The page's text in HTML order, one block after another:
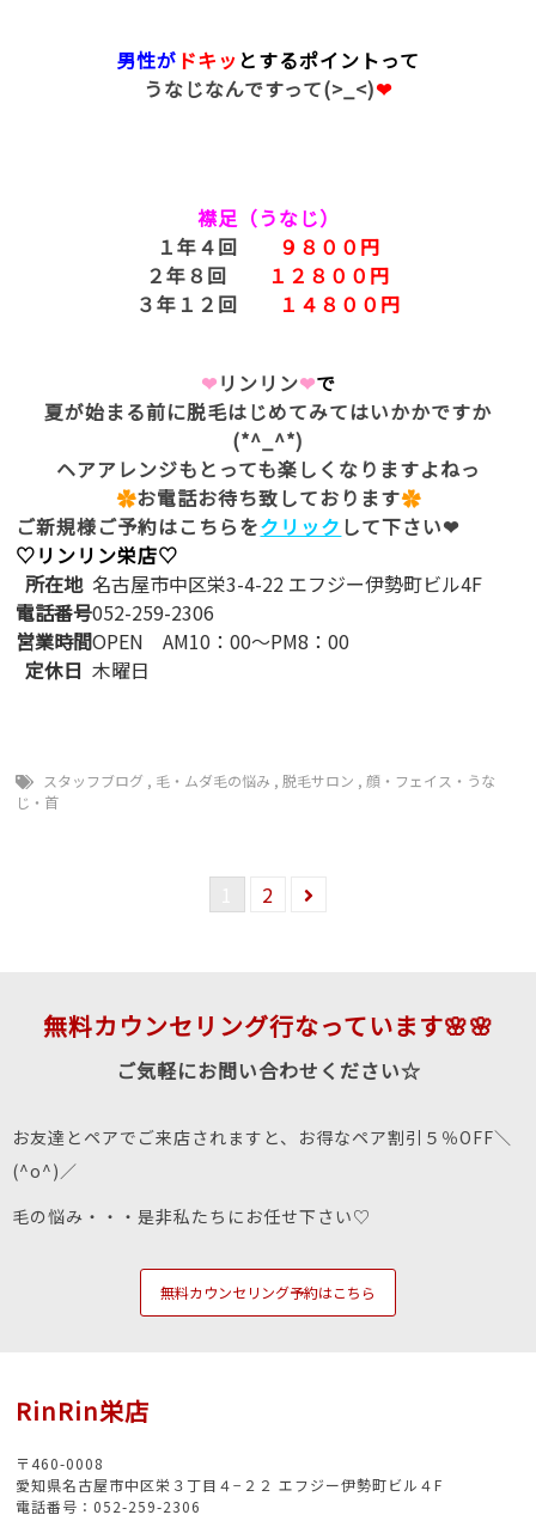
男性が ドキッ とするポイントって
うなじなんですって(>_<)❤
襟足（うなじ）
１年４回
９８００円
２年８回
１２８００円
３年１２回
１４８００円
❤リンリン❤で
夏が始まる前に脱毛はじめてみてはいかかですか
(*^_^*)
ヘアアレンジもとっても楽しくなりますよねっ
✿お電話お待ち致しております✿
ご新規様ご予約はこちらをクリック して下さい❤
♡リンリン栄店♡
所在地 名古屋市中区栄3-4-22 エフジー伊勢町ビル4F
電話番号052-259-2306
営業時間OPEN AM10：00～PM8：00
定休日 木曜日
スタッフブログ , 毛・ムダ毛の悩み ,脱毛サロン ,顔・フェイス・うな
じ・首
2
無料カウンセリング行なっています🌸🌸
ご気軽にお問い合わせください☆
お友達とペアでご来店されますと、お得なペア割引５％OFF＼
(^o^)／
毛の悩み・・・是非私たちにお任せ下さい♡
無料カウンセリング予約はこちら
RinRin栄店
〒460-0008
愛知県名古屋市中区栄３丁目４−２２ エフジー伊勢町ビル４F
電話番号：052-259-2306